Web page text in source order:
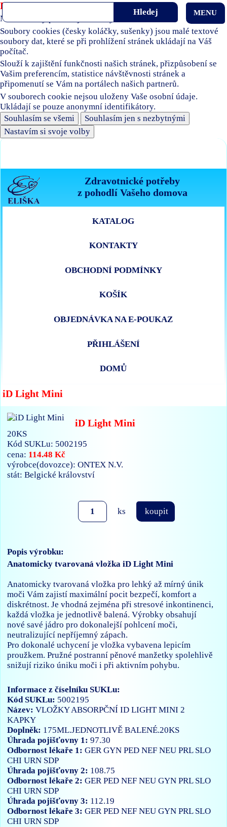
Používáme soubory cookies
Naše stránky používají soubory cookies.
Soubory cookies (česky koláčky, sušenky) jsou malé textové
soubory dat, které se při prohlížení stránek ukládají na Váš
počítač.
Slouží k zajištění funkčnosti našich stránek, přizpůsobení se
Vašim preferencím, statistice návštěvnosti stránek a
připomenutí se Vám na portálech našich partnerů.
V souborech cookie nejsou uloženy Vaše osobní údaje.
Ukládají se pouze anonymní identifikátory.
Souhlasím se všemi
Souhlasím jen s nezbytnými
Nastavím si svoje volby
Zdravotnické potřeby
z pohodlí Vašeho domova
MENU
KATALOG
KONTAKTY
OBCHODNÍ PODMÍNKY
KOŠÍK
OBJEDNÁVKA NA E-POUKAZ
PŘIHLÁŠENÍ
DOMŮ
iD Light Mini
iD Light Mini
20KS
Kód SUKLu: 5002195
cena: 114.48 Kč
výrobce(dovozce): ONTEX N.V.
stát: Belgické království
ks koupit
Popis výrobku:
Anatomicky tvarovaná vložka iD Light Mini
Anatomicky tvarovaná vložka pro lehký až mírný únik
moči Vám zajistí maximální pocit bezpečí, komfort a
diskrétnost. Je vhodná zejména při stresové inkontinenci,
každá vložka je jednotlivě balená. Výrobky obsahují
nové savé jádro pro dokonalejší pohlcení moči,
neutralizující nepříjemný zápach.
Pro dokonalé uchycení je vložka vybavena lepicím
proužkem. Pružné postranní pěnové manžetky spolehlivě
snižují riziko úniku moči i při aktivním pohybu.
Informace z číselníku SUKLu:
Kód SUKLu: 5002195
Název:VLOŽKY ABSORPČNÍ ID LIGHT MINI 2
KAPKY
Doplněk: 175ML.JEDNOTLIVĚ BALENÉ.20KS
Úhrada pojišťovny 1:97.30
Odbornost lékaře 1:GERGYNPEDNEFNEUPRL SLO
CHIURN SDP
Úhrada pojišťovny 2: 108.75
Odbornost lékaře 2:GERPEDNEFNEUGYNPRL SLO
CHIURN SDP
Úhrada pojišťovny 3: 112.19
Odbornost lékaře 3:GERPEDNEFNEUGYNPRL SLO
CHIURN SDP